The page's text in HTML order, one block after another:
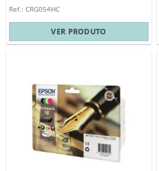
Ref.: CRG054HC
VER PRODUTO